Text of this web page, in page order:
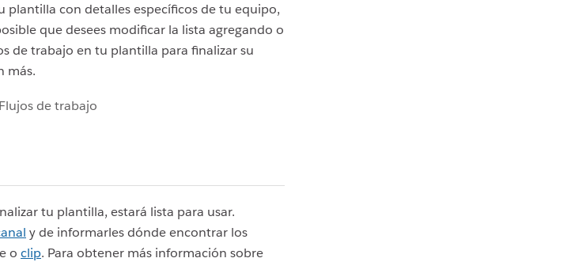
plantilla con detalles específicos de tu equipo,
que desees modificar la lista agregando o
de trabajo en tu plantilla para finalizar su
más.
Flujos de trabajo
tu plantilla, estará lista para usar.
y de informarles dónde encontrar los
o clip. Para obtener más información sobre